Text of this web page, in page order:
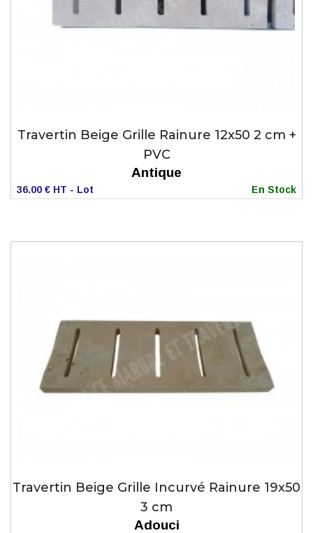
Travertin Beige Grille Rainure 12x50 2 cm +
PVC
Antique
36.00 € HT - Lot En Stock
Travertin Beige Grille Incurvé Rainure 19x50
3 cm
Adouci